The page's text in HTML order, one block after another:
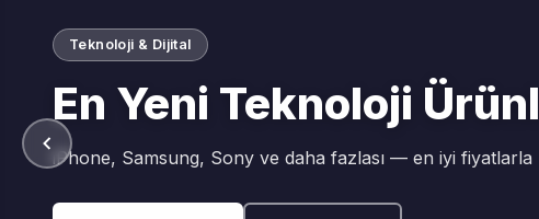
El Sanatları
Özgün El İşi Ürünler
Yerel ustalardan benzersiz ve biricik tasarımlar